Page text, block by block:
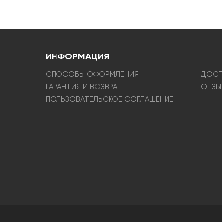
ИНФОРМАЦИЯ
СПОСОБЫ ОФОРМЛЕНИЯ
ГАРАНТИЯ И ВОЗВРАТ
ПОЛЬЗОВАТЕЛЬСКОЕ СОГЛАШЕНИЕ